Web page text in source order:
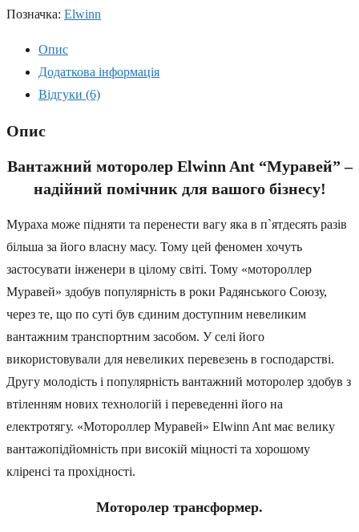
Позначка: Elwinn
Опис
Додаткова інформація
Відгуки (6)
Опис
Вантажний моторолер Elwinn Ant “Муравей” –
надійний помічник для вашого бізнесу!
Мураха може підняти та перенести вагу яка в п`ятдесять разів
більша за його власну масу. Тому цей феномен хочуть
застосувати інженери в цілому світі. Тому «мотороллер
Муравей» здобув популярність в роки Радянського Союзу,
через те, що по суті був єдиним доступним невеликим
вантажним транспортним засобом. У селі його
використовували для невеликих перевезень в господарстві.
Другу молодість і популярність вантажний моторолер здобув з
втіленням нових технологій і переведенні його на
електротягу. «Мотороллер Муравей» Elwinn Ant має велику
вантажопідйомність при високій міцності та хорошому
кліренсі та прохідності.
Моторолер трансформер.